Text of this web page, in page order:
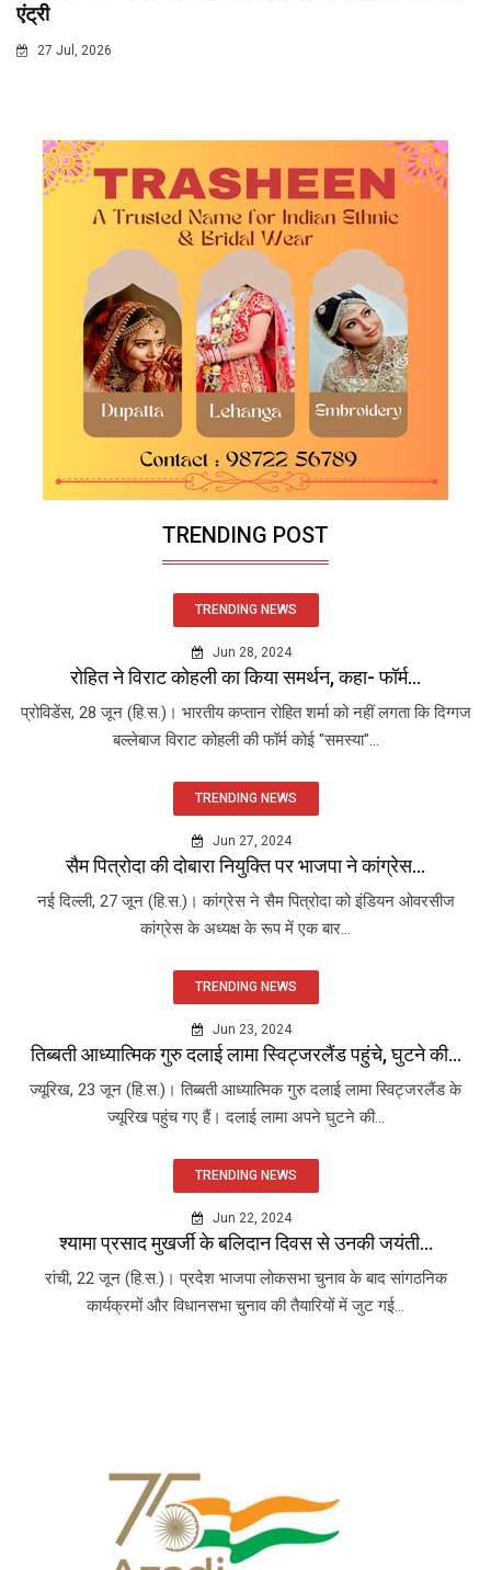
एंट्री
27 Jul, 2026
TRENDING POST
TRENDING NEWS
Jun 28, 2024
रोहित ने विराट कोहली का किया समर्थन, कहा- फॉर्म...
प्रोविडेंस, 28 जून (हि.स.)। भारतीय कप्तान रोहित शर्मा को नहीं लगता कि दिग्गज
बल्लेबाज विराट कोहली की फॉर्म कोई "समस्या"...
TRENDING NEWS
Jun 27, 2024
सैम पित्रोदा की दोबारा नियुक्ति पर भाजपा ने कांग्रेस...
नई दिल्ली, 27 जून (हि.स.)। कांग्रेस ने सैम पित्रोदा को इंडियन ओवरसीज
कांग्रेस के अध्यक्ष के रूप में एक बार...
TRENDING NEWS
Jun 23, 2024
तिब्बती आध्यात्मिक गुरु दलाई लामा स्विट्जरलैंड पहुंचे, घुटने की...
ज्यूरिख, 23 जून (हि.स.)। तिब्बती आध्यात्मिक गुरु दलाई लामा स्विट्जरलैंड के
ज्यूरिख पहुंच गए हैं। दलाई लामा अपने घुटने की...
TRENDING NEWS
Jun 22, 2024
श्यामा प्रसाद मुखर्जी के बलिदान दिवस से उनकी जयंती...
रांची, 22 जून (हि.स.)। प्रदेश भाजपा लोकसभा चुनाव के बाद सांगठनिक
कार्यक्रमों और विधानसभा चुनाव की तैयारियों में जुट गई...